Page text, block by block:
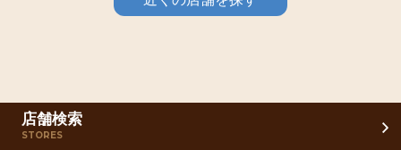
店舗検索
STORES